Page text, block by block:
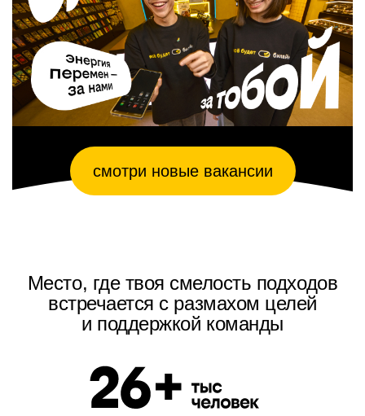
смотри новые вакансии
Место, где твоя смелость подходов
встречается с размахом целей
и поддержкой команды